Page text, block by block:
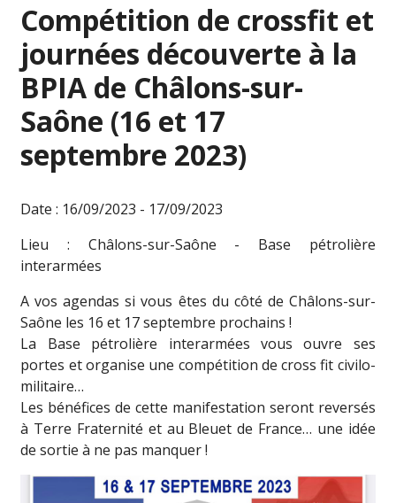
Compétition de crossfit et
journées découverte à la
BPIA de Châlons-sur-
Saône (16 et 17
septembre 2023)
Date : 16/09/2023 - 17/09/2023
Lieu : Châlons-sur-Saône - Base pétrolière
interarmées
A vos agendas si vous êtes du côté de Châlons-sur-
Saône les 16 et 17 septembre prochains !
La Base pétrolière interarmées vous ouvre ses
portes et organise une compétition de cross fit civilo-
militaire…
Les bénéfices de cette manifestation seront reversés
à Terre Fraternité et au Bleuet de France… une idée
de sortie à ne pas manquer !